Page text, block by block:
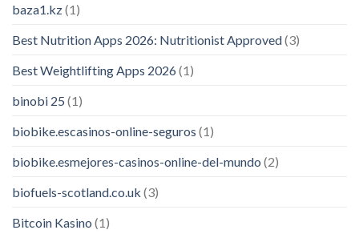
baza1.kz(1)
Best Nutrition Apps 2026: Nutritionist Approved(3)
Best Weightlifting Apps 2026(1)
binobi 25 (1)
biobike.escasinos-online-seguros (1)
biobike.esmejores-casinos-online-del-mundo (2)
biofuels-scotland.co.uk (3)
Bitcoin Kasino (1)